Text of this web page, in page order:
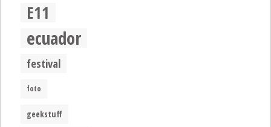
E11
ecuador
festival
foto
geekstuff